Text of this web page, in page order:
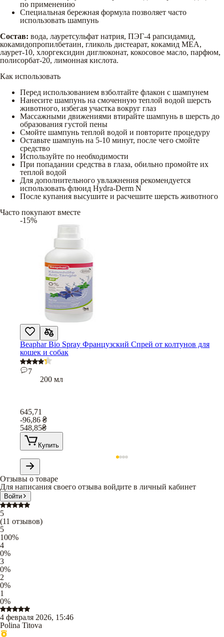
по применению
Специальная бережная формула позволяет часто
использовать шампунь
Состав: вода, лауретсульфат натрия, ПЭГ-4 рапсидамид,
кокамидопропилбетаин, гликоль дистеарат, кокамид МЕА,
лаурет-10, хлоргексидин диглюконат, кокосовое масло, парфюм,
полисорбат-20, лимонная кислота.
Как использовать
Перед использованием взболтайте флакон с шампунем
Нанесите шампунь на смоченную теплой водой шерсть
животного, избегая участка вокруг глаз
Массажными движениями втирайте шампунь в шерсть до
образования густой пены
Смойте шампунь теплой водой и повторите процедуру
Оставьте шампунь на 5-10 минут, после чего смойте
средство
Используйте по необходимости
При попадании средства в глаза, обильно промойте их
теплой водой
Для дополнительного увлажнения рекомендуется
использовать флюид Hydra-Derm N
После купания высушите и расчешите шерсть животного
Часто покупают вместе
-15%
Beaphar Bio Spray Французский Cпрей от колтунов для
кошек и собак
7
200 мл
645,71
-96,86 ₴
548,85₴
Купить
Отзывы о товаре
Для написания своего отзыва войдите в личный кабинет
Войти
5
(11 отзывов)
5
100%
4
0%
3
0%
2
0%
1
0%
4 февраля 2026, 15:46
Polina Titova